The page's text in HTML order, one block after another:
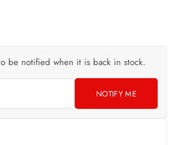
be notified when it is back in stock.
NOTIFY ME